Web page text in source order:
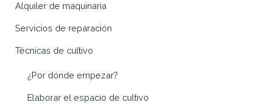
Alquiler de maquinaria
Servicios de reparación
Técnicas de cultivo
¿Por dónde empezar?
Elaborar el espacio de cultivo